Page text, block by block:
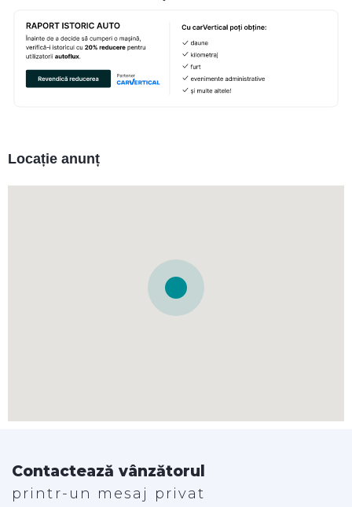
Locație anunț
Contactează vânzătorul
printr-un mesaj privat